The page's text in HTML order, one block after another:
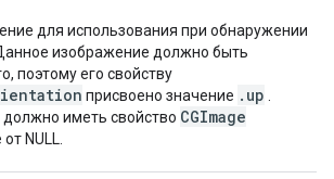
для использования при обнаружении
изображение должно быть
поэтому его свойству
присвоено значение .up
должно иметь свойство CGImage
NULL.